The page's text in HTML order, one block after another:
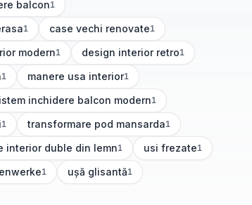
balcon1
1 case vechi renovate
(1articole) 1
modern1 design interior retro
(1articole) 1
1 manere usa interior
(1articole) 1
inchidere balcon modern
articole) 1
1 transformare pod mansarda
(1articole) 1
interior duble din lemn1 usi frezate
(1articole) 1
1 ușă glisantă
(1articole) 1